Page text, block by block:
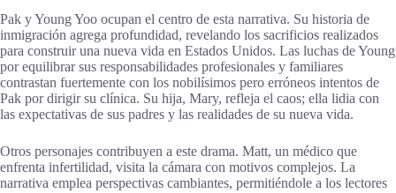
Pak y Young Yoo ocupan el centro de esta narrativa. Su historia de
inmigración agrega profundidad, revelando los sacrificios realizados
para construir una nueva vida en Estados Unidos. Las luchas de Young
por equilibrar sus responsabilidades profesionales y familiares
contrastan fuertemente con los nobilísimos pero erróneos intentos de
Pak por dirigir su clínica. Su hija, Mary, refleja el caos; ella lidia con
las expectativas de sus padres y las realidades de su nueva vida.
Otros personajes contribuyen a este drama. Matt, un médico que
enfrenta infertilidad, visita la cámara con motivos complejos. La
narrativa emplea perspectivas cambiantes, permitiéndole a los lectores